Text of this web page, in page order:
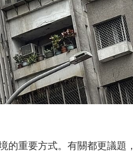
的重要方式。有關都更議題，